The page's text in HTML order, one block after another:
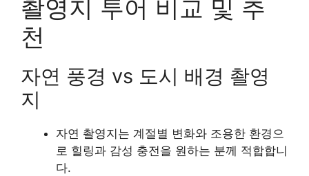
촬영지 투어 비교 및 추
천
자연 풍경 vs 도시 배경 촬영
지
자연 촬영지는 계절별 변화와 조용한 환경으
로 힐링과 감성 충전을 원하는 분께 적합합니
다.